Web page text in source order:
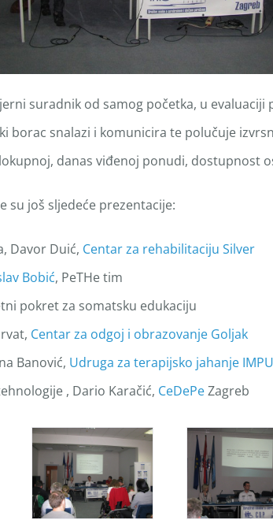
suradnik od samog početka, u
borac snalazi i komunicira te polučuje
danas viđenoj ponudi, dostupnost
su još sljedeće prezentacije:
Davor Duić, Centar za rehabilitaciju Silver
Bobić, PeTHe tim
pokret za somatsku edukaciju
Centar za odgoj i obrazovanje Goljak
Banović, Udruga za terapijsko jahanje
, Dario Karačić, CeDePeZagreb